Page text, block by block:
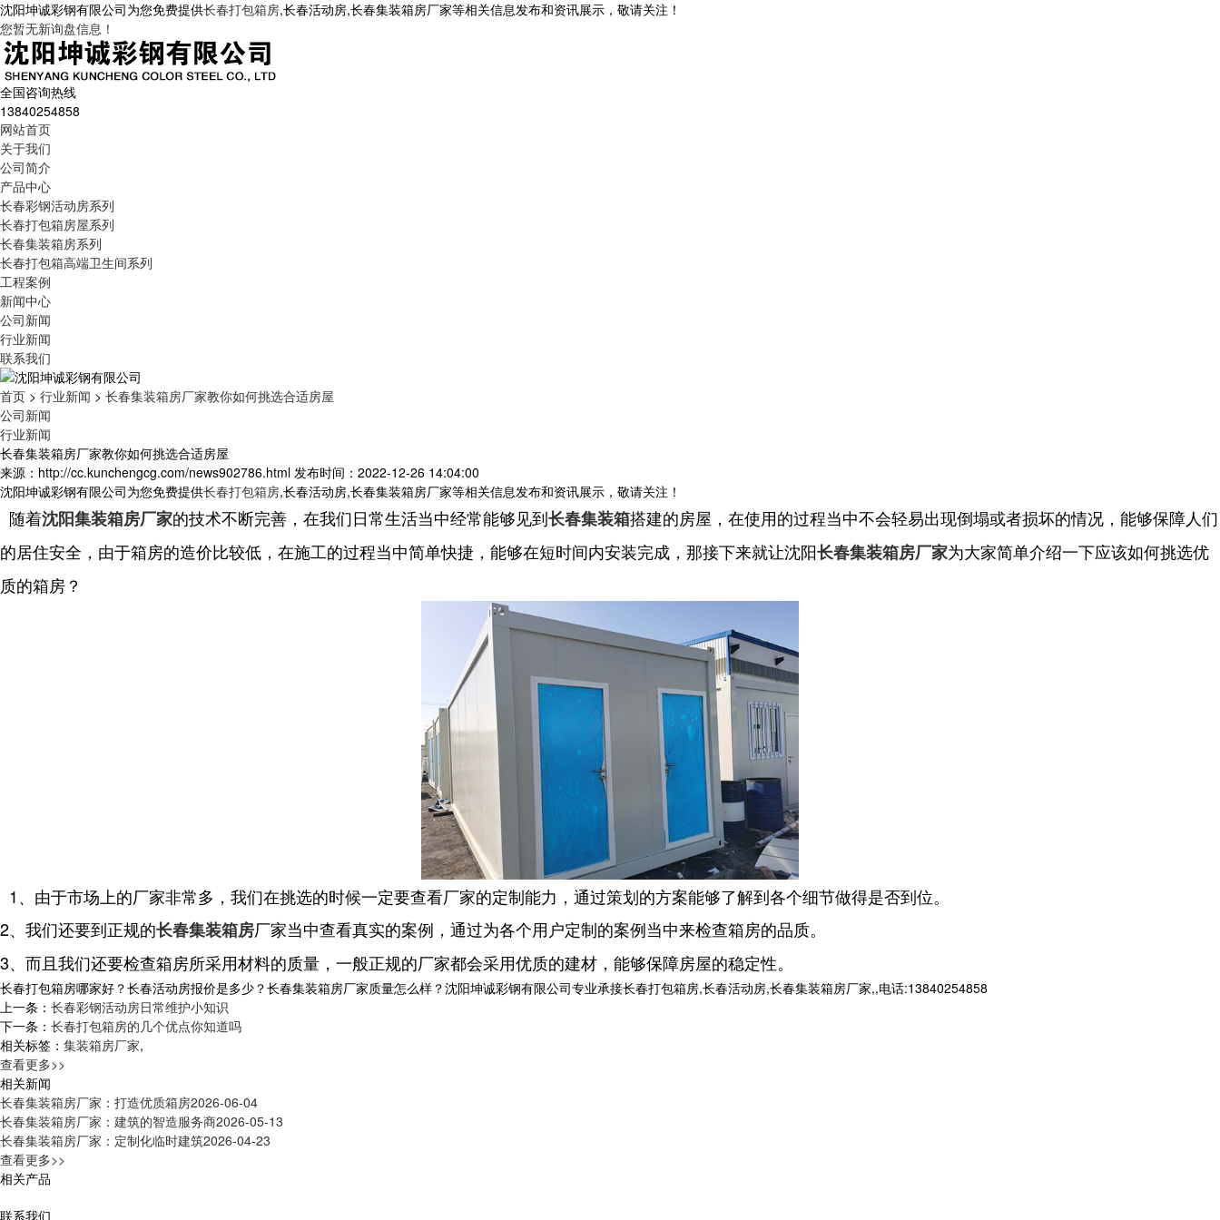
沈阳坤诚彩钢有限公司为您免费提供长春打包箱房,长春活动房,长春集装箱房厂家等相关信息发布和资讯展示，敬请关注！
您暂无新询盘信息！
全国咨询热线
13840254858
网站首页
关于我们
公司简介
产品中心
长春彩钢活动房系列
长春打包箱房屋系列
长春集装箱房系列
长春打包箱高端卫生间系列
工程案例
新闻中心
公司新闻
行业新闻
联系我们
首页 > 行业新闻 > 长春集装箱房厂家教你如何挑选合适房屋
公司新闻
行业新闻
长春集装箱房厂家教你如何挑选合适房屋
来源：http://cc.kunchengcg.com/news902786.html 发布时间：2022-12-26 14:04:00
沈阳坤诚彩钢有限公司为您免费提供长春打包箱房,长春活动房,长春集装箱房厂家等相关信息发布和资讯展示，敬请关注！
随着沈阳集装箱房厂家的技术不断完善，在我们日常生活当中经常能够见到长春集装箱搭建的房屋，在使用的过程当中不会轻易出现倒塌或者损坏的情况，能够保障人们
的居住安全，由于箱房的造价比较低，在施工的过程当中简单快捷，能够在短时间内安装完成，那接下来就让沈阳长春集装箱房厂家为大家简单介绍一下应该如何挑选优
质的箱房？
1、由于市场上的厂家非常多，我们在挑选的时候一定要查看厂家的定制能力，通过策划的方案能够了解到各个细节做得是否到位。
2、我们还要到正规的长春集装箱房厂家当中查看真实的案例，通过为各个用户定制的案例当中来检查箱房的品质。
3、而且我们还要检查箱房所采用材料的质量，一般正规的厂家都会采用优质的建材，能够保障房屋的稳定性。
长春打包箱房哪家好？长春活动房报价是多少？长春集装箱房厂家质量怎么样？沈阳坤诚彩钢有限公司专业承接长春打包箱房,长春活动房,长春集装箱房厂家,,电话:13840254858
上一条： 长春彩钢活动房日常维护小知识
下一条： 长春打包箱房的几个优点你知道吗
相关标签： 集装箱房厂家,
查看更多>>
相关新闻
长春集装箱房厂家：打造优质箱房2026-06-04
长春集装箱房厂家：建筑的智造服务商2026-05-13
长春集装箱房厂家：定制化临时建筑2026-04-23
查看更多>>
相关产品
联系我们